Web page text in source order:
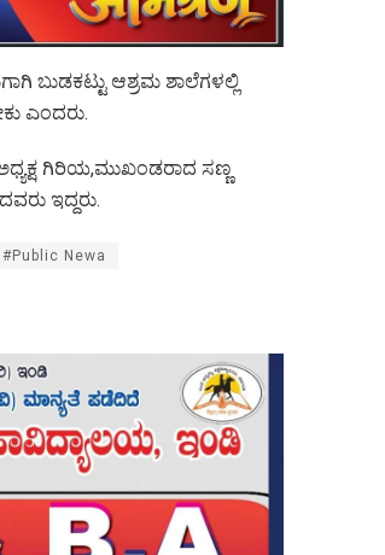
ಬುಡಕಟ್ಟು ಆಶ್ರಮ ಶಾಲೆಗಳಲ್ಲಿ
ಎಂದರು.
ಗಿರಿಯ,ಮುಖಂಡರಾದ ಸಣ್ಣ
ಇದ್ದರು.
#Public Newa